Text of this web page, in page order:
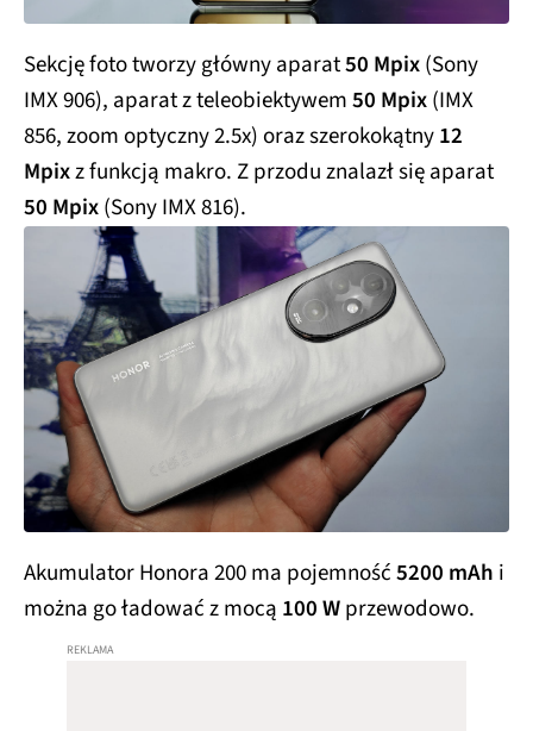
Sekcję foto tworzy główny aparat50 Mpix(Sony
IMX 906), aparat z teleobiektywem50 Mpix(IMX
856, zoom optyczny 2.5x) oraz szerokokątny12
Mpixz funkcją makro. Z przodu znalazł się aparat
50 Mpix(Sony IMX 816).
Akumulator Honora 200 ma pojemność5200 mAh i
można go ładować z mocą 100 Wprzewodowo.